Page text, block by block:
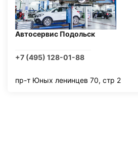
Автосервис Подольск
+7 (495) 128-01-88
пр-т Юных ленинцев 70, стр 2